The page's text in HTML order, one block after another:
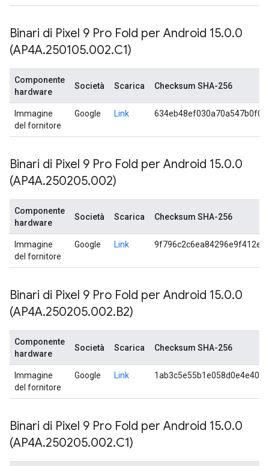
Binari di Pixel 9 Pro Fold per Android 15.0.0
(AP4A.250105.002.C1)
Componente
hardware
Società Scarica Checksum SHA-256
Immagine
del fornitore
Google Link
Binari di Pixel 9 Pro Fold per Android 15.0.0
(AP4A.250205.002)
Componente
hardware
Società Scarica Checksum SHA-256
Immagine
del fornitore
Google Link
Binari di Pixel 9 Pro Fold per Android 15.0.0
(AP4A.250205.002.B2)
Componente
hardware
Società Scarica Checksum SHA-256
Immagine
del fornitore
Google Link
Binari di Pixel 9 Pro Fold per Android 15.0.0
(AP4A.250205.002.C1)